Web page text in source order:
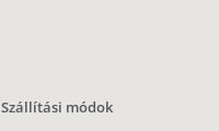
Szállítási módok